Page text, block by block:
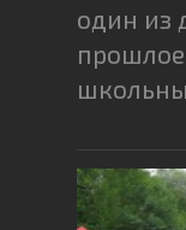
один из